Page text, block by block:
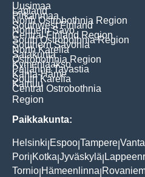
Uusimaa
Lapland
Pirkanmaa
North Ostrobothnia Region
Southwest Finland
Northern Savo
Central Finland Region
South Ostrobothnia Region
Southern Savonia
North Karelia
Satakunta
Ostrobothnia Region
Kymenlaakso
Päijänne Tavastia
Kanta-Häme
South Karelia
Kainuu
Central Ostrobothnia
Region
Paikkakunta:
Helsinki Espoo Tampere
Pori Kotka Jyväskylä
Tornio Hämeenlinna